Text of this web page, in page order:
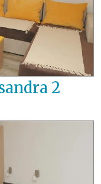
2